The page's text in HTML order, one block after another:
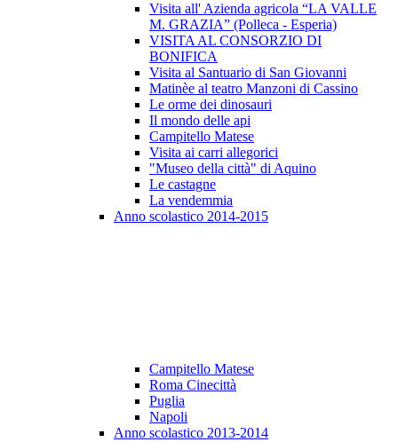
Visita all' Azienda agricola “LA VALLE
M. GRAZIA” (Polleca - Esperia)
VISITA AL CONSORZIO DI
BONIFICA
Visita al Santuario di San Giovanni
Matinèe al teatro Manzoni di Cassino
Le orme dei dinosauri
Il mondo delle api
Campitello Matese
Visita ai carri allegorici
"Museo della città" di Aquino
Le castagne
La vendemmia
Anno scolastico 2014-2015
Campitello Matese
Roma Cinecittà
Puglia
Napoli
Anno scolastico 2013-2014